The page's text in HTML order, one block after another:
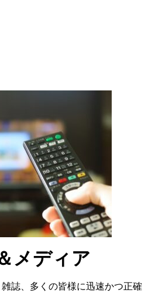
メディア
誌、多くの皆様に迅速かつ正確